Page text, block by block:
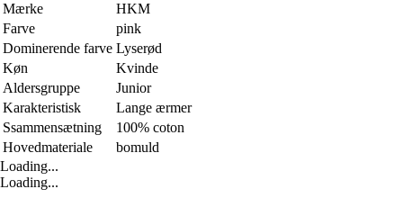
Mærke
HKM
Farve
pink
Dominerende farve Lyserød
Køn
Kvinde
Aldersgruppe
Junior
Karakteristisk
Lange ærmer
Ssammensætning
100% coton
Hovedmateriale
bomuld
Loading...
Loading...